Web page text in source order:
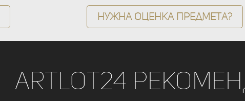
Нужна оценка предмета?
ArtLot24